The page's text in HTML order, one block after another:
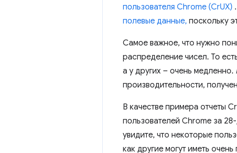
пользователя Chrome (CrUX)
полевые данные, поскольку
Самое важное, что нужно
распределение чисел. То
а у других – очень медленно.
производительности,
В качестве примера отчеты
пользователей Chrome за
увидите, что некоторые
как другие могут иметь